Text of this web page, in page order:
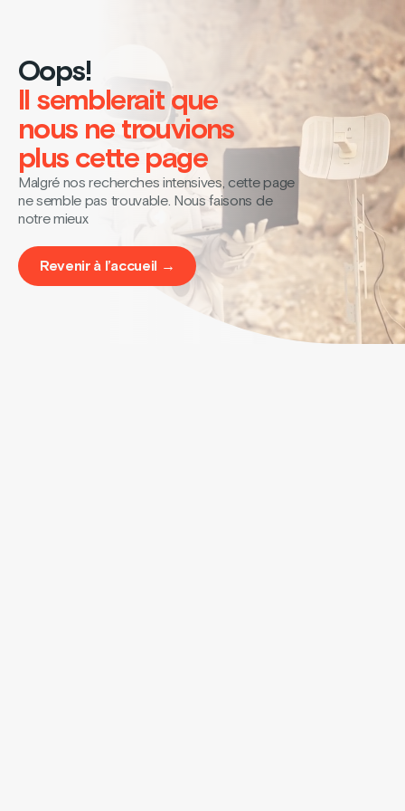
Oops!
Il semblerait que
nous ne trouvions
plus cette page
Malgré nos recherches intensives, cette page
ne semble pas trouvable. Nous faisons de
notre mieux
Revenir à l’accueil →